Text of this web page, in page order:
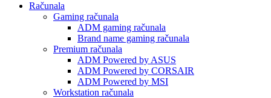
Računala
Gaming računala
ADM gaming računala
Brand name gaming računala
Premium računala
ADM Powered by ASUS
ADM Powered by CORSAIR
ADM Powered by MSI
Workstation računala